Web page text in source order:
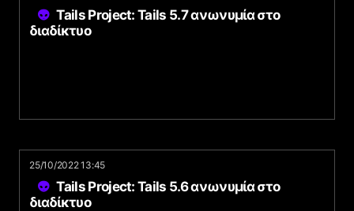
Tails Project: Tails 5.7 ανωνυμία στο
διαδίκτυο
25/10/2022 13:45
Tails Project: Tails 5.6 ανωνυμία στο
διαδίκτυο